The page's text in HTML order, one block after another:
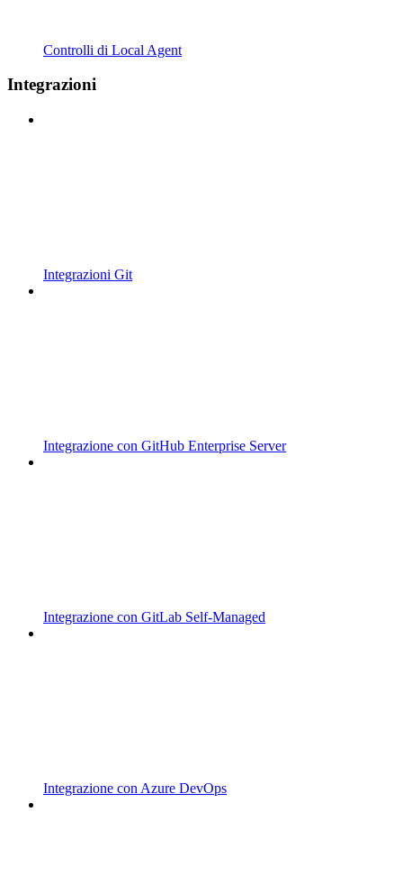
Controlli di Local Agent
Integrazioni
Integrazioni Git
Integrazione con GitHub Enterprise Server
Integrazione con GitLab Self-Managed
Integrazione con Azure DevOps